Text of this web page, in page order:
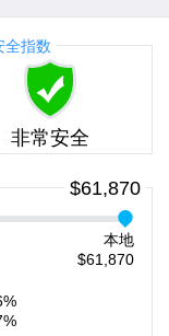
全指数
非常安全
$61,870
本地
$61,870